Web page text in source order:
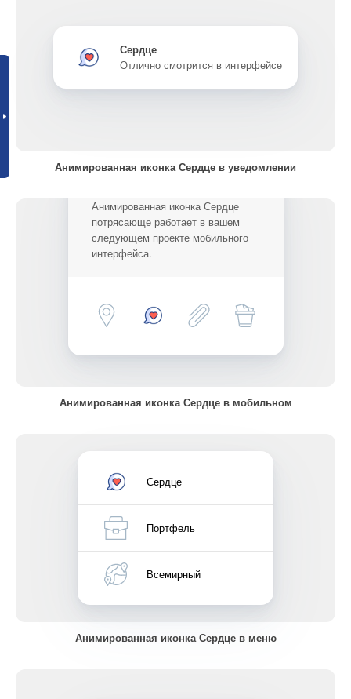
Сердце
Отлично смотрится в интерфейсе
Анимированная иконка Сердце в уведомлении
Анимированная иконка Сердце
потрясающе работает в вашем
следующем проекте мобильного
интерфейса.
Анимированная иконка Сердце в мобильном
Сердце
Портфель
Всемирный
Анимированная иконка Сердце в меню